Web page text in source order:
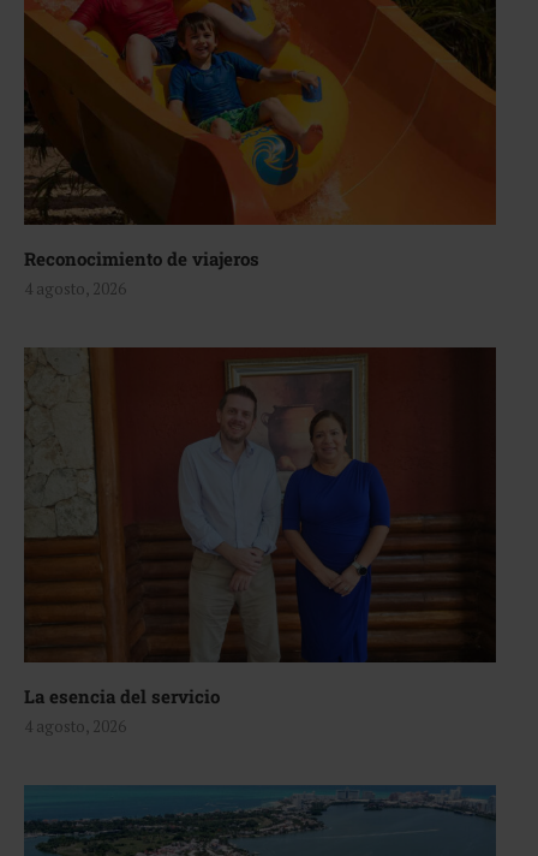
Reconocimiento de viajeros
4 agosto, 2026
La esencia del servicio
4 agosto, 2026